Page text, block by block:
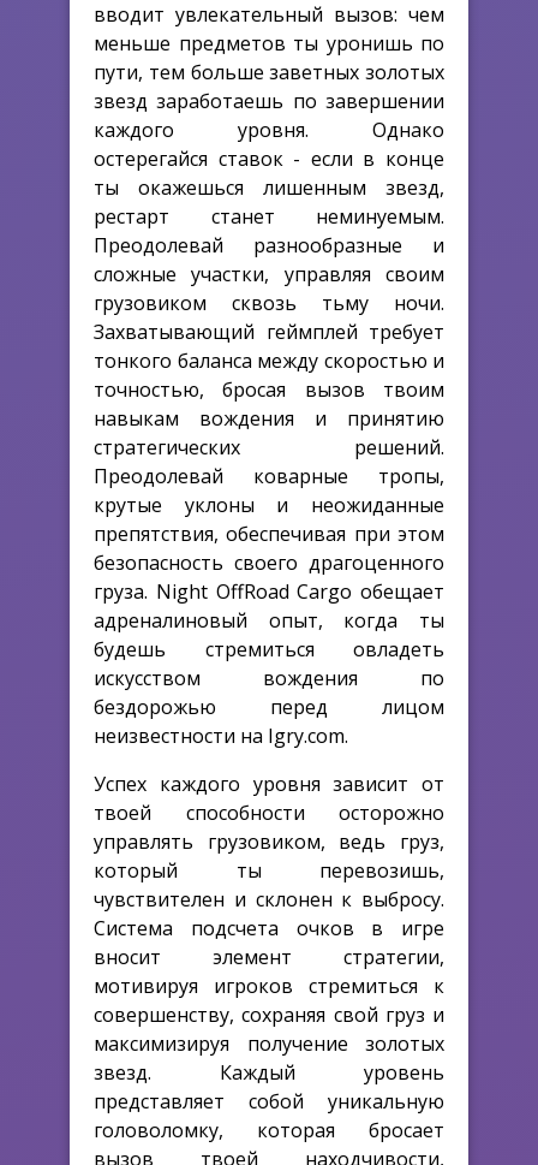
вводит увлекательный вызов: чем
меньше предметов ты уронишь по
пути, тем больше заветных золотых
звезд заработаешь по завершении
каждого уровня. Однако
остерегайся ставок - если в конце
ты окажешься лишенным звезд,
рестарт станет неминуемым.
Преодолевай разнообразные и
сложные участки, управляя своим
грузовиком сквозь тьму ночи.
Захватывающий геймплей требует
тонкого баланса между скоростью и
точностью, бросая вызов твоим
навыкам вождения и принятию
стратегических решений.
Преодолевай коварные тропы,
крутые уклоны и неожиданные
препятствия, обеспечивая при этом
безопасность своего драгоценного
груза. Night OffRoad Cargo обещает
адреналиновый опыт, когда ты
будешь стремиться овладеть
искусством вождения по
бездорожью перед лицом
неизвестности на Igry.com.
Успех каждого уровня зависит от
твоей способности осторожно
управлять грузовиком, ведь груз,
который ты перевозишь,
чувствителен и склонен к выбросу.
Система подсчета очков в игре
вносит элемент стратегии,
мотивируя игроков стремиться к
совершенству, сохраняя свой груз и
максимизируя получение золотых
звезд. Каждый уровень
представляет собой уникальную
головоломку, которая бросает
вызов твоей находчивости,